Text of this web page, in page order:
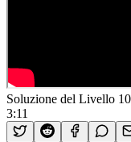
Soluzione del Livello
3:11